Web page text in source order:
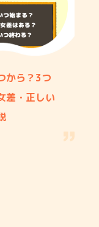
から？3つ
差・正しい